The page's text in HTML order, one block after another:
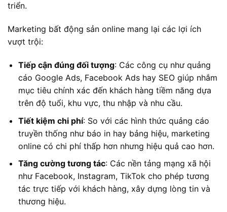
triển.
Marketing bất động sản online mang lại các lợi ích
vượt trội:
Tiếp cận đúng đối tượng: Các công cụ như quảng
cáo Google Ads, Facebook Ads hay SEO giúp nhắm
mục tiêu chính xác đến khách hàng tiềm năng dựa
trên độ tuổi, khu vực, thu nhập và nhu cầu.
Tiết kiệm chi phí: So với các hình thức quảng cáo
truyền thống như báo in hay bảng hiệu, marketing
online có chi phí thấp hơn nhưng hiệu quả cao hơn.
Tăng cường tương tác: Các nền tảng mạng xã hội
như Facebook, Instagram, TikTok cho phép tương
tác trực tiếp với khách hàng, xây dựng lòng tin và
thương hiệu.